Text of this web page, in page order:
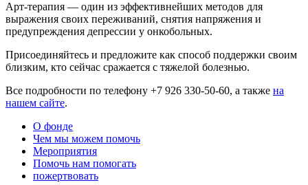
Арт-терапия — один из эффективнейших методов для
выражения своих переживаний, снятия напряжения и
предупреждения депрессии у онкобольных.
Присоединяйтесь и предложите как способ поддержки своим
близким, кто сейчас сражается с тяжелой болезнью.
Все подробности по телефону +7 926 330-50-60, а также на
нашем сайте.
О фонде
Чем мы можем помочь
Мероприятия
Помочь нам помогать
пожертвовать